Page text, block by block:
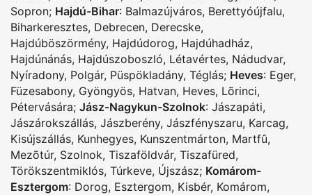
Sopron; Hajdú-Bihar: Balmazújváros, Berettyóújfalu,
Biharkeresztes, Debrecen, Derecske,
Hajdúböszörmény, Hajdúdorog, Hajdúhadház,
Hajdúnánás, Hajdúszoboszló, Létavértes, Nádudvar,
Nyíradony, Polgár, Püspökladány, Téglás; Heves: Eger,
Füzesabony, Gyöngyös, Hatvan, Heves, Lõrinci,
Pétervására; Jász-Nagykun-Szolnok: Jászapáti,
Jászárokszállás, Jászberény, Jászfényszaru, Karcag,
Kisújszállás, Kunhegyes, Kunszentmárton, Martfû,
Mezõtúr, Szolnok, Tiszaföldvár, Tiszafüred,
Törökszentmiklós, Túrkeve, Újszász; Komárom-
Esztergom: Dorog, Esztergom, Kisbér, Komárom,